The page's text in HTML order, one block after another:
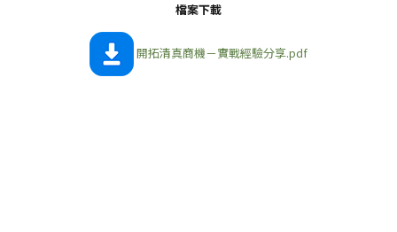
檔案下載
開拓清真商機－實戰經驗分享.pdf